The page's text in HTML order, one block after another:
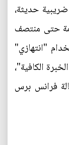
حديثة،
حتى منتصف
"انتهازي"
الكافية"،
فرانس برس